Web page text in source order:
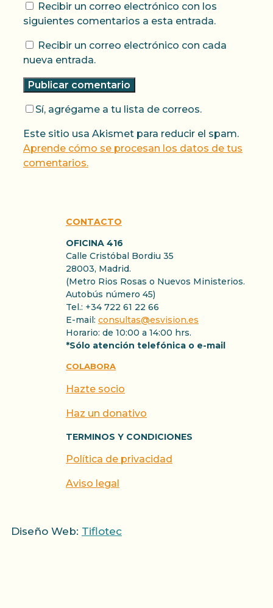
Recibir un correo electrónico con los
siguientes comentarios a esta entrada.
Recibir un correo electrónico con cada
nueva entrada.
Sí, agrégame a tu lista de correos.
Este sitio usa Akismet para reducir el spam.
Aprende cómo se procesan los datos de tus
comentarios.
CONTACTO
OFICINA 416
Calle Cristóbal Bordiu 35
28003, Madrid.
(Metro Rios Rosas o Nuevos Ministerios.
Autobús número 45)
Tel.: +34 722 61 22 66
E-mail: consultas@esvision.es
Horario: de 10:00 a 14:00 hrs.
*Sólo atención telefónica o e-mail
COLABORA
Hazte socio
Haz un donativo
TERMINOS Y CONDICIONES
Política de privacidad
Aviso legal
Diseño Web: Tiflotec